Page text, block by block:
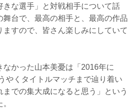
きな選手」と対戦相手について話
舞台で、最高の相手と、最高の作品
ますので、皆さん楽しみにしていて
かった山本美憂は「2016年に
やくタイトルマッチまで辿り着い
での集大成になると思う」という